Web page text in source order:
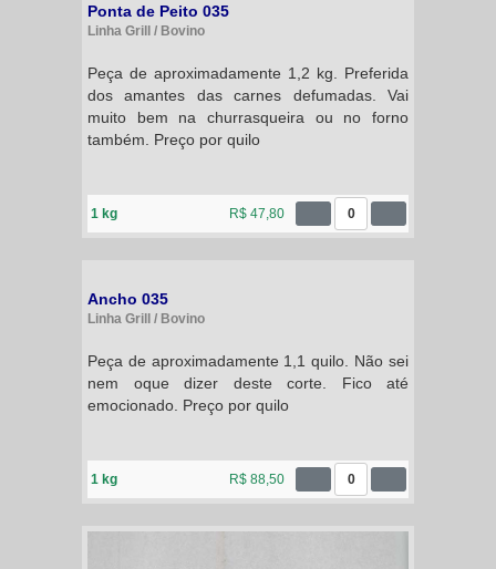
Ponta de Peito 035
Linha Grill / Bovino
Peça de aproximadamente 1,2 kg. Preferida
dos amantes das carnes defumadas. Vai
muito bem na churrasqueira ou no forno
também. Preço por quilo
1 kg R$ 47,80 0
Ancho 035
Linha Grill / Bovino
Peça de aproximadamente 1,1 quilo. Não sei
nem oque dizer deste corte. Fico até
emocionado. Preço por quilo
1 kg R$ 88,50 0